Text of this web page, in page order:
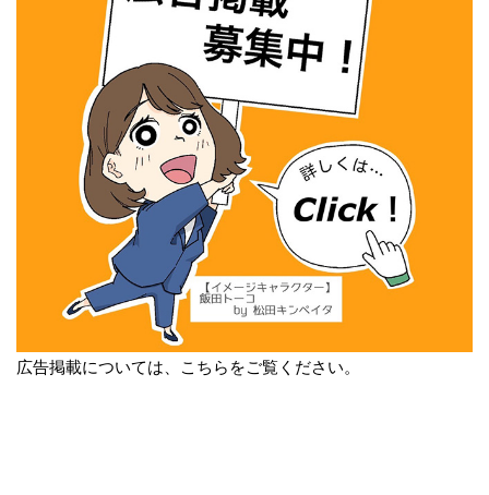
広告掲載については、こちらをご覧ください。